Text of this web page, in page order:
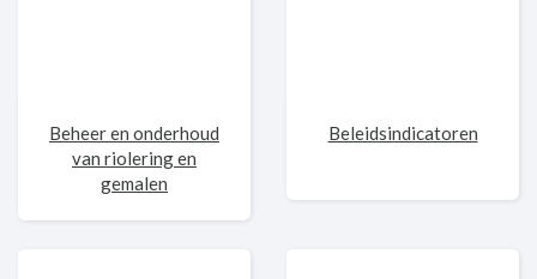
Beheer en onderhoud
van riolering en
gemalen
Beleidsindicatoren